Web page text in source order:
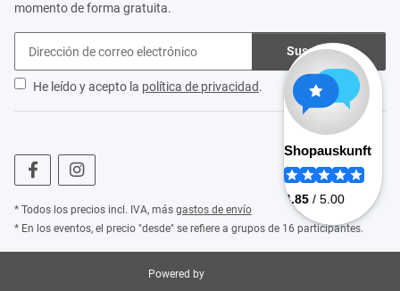
momento de forma gratuita.
Suscribirse
He leído y acepto la política de privacidad.
* Todos los precios incl. IVA, más gastos de envío
* En los eventos, el precio "desde" se refiere a grupos de 16 participantes.
Powered by